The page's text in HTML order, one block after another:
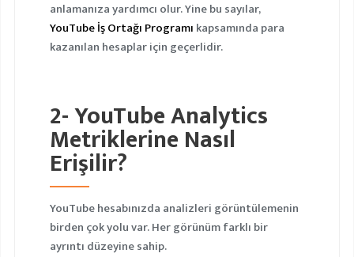
anlamanıza yardımcı olur. Yine bu sayılar,
YouTube İş Ortağı Programı kapsamında para
kazanılan hesaplar için geçerlidir.
2- YouTube Analytics
Metriklerine Nasıl
Erişilir?
YouTube hesabınızda analizleri görüntülemenin
birden çok yolu var. Her görünüm farklı bir
ayrıntı düzeyine sahip.